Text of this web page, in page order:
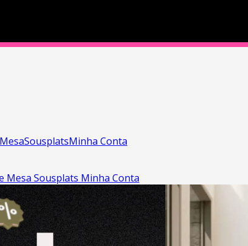
SousplatsMinha Conta
Mesa Sousplats Minha Conta